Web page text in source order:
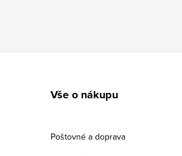
Vše o nákupu
Poštovné a doprava